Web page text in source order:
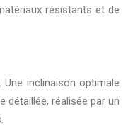
résistants et de
inclinaison optimale
détaillée, réalisée par un